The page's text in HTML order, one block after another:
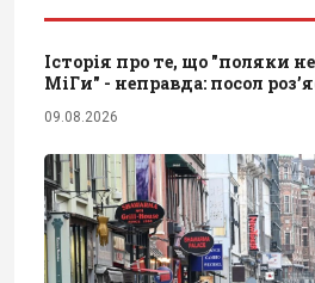
Історія про те, що "поляки
МіГи" - неправда: посол
09.08.2026